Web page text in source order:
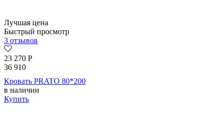
Лучшая цена
Быстрый просмотр
3 отзывов
23 270 Р
36 910
Кровать PRATO 80*200
в наличии
Купить